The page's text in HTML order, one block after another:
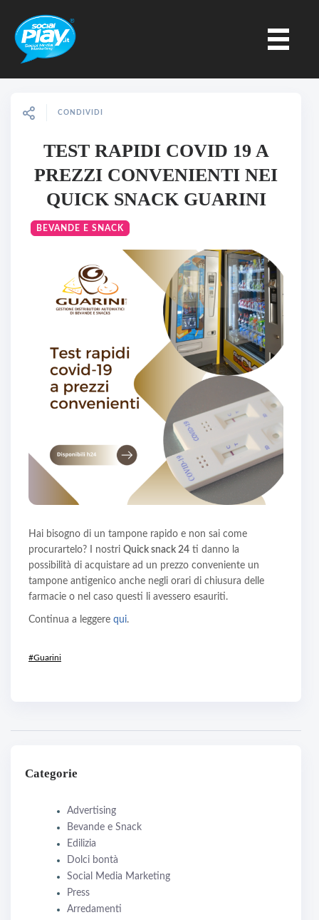
CONDIVIDI
TEST RAPIDI COVID 19 A
PREZZI CONVENIENTI NEI
QUICK SNACK GUARINI
BEVANDE E SNACK
Hai bisogno di un tampone rapido e non sai come
procurartelo? I nostri Quick snack 24 ti danno la
possibilità di acquistare ad un prezzo conveniente un
tampone antigenico anche negli orari di chiusura delle
farmacie o nel caso questi li avessero esauriti.
Continua a leggere qui.
#Guarini
Categorie
Advertising
Bevande e Snack
Edilizia
Dolci bontà
Social Media Marketing
Press
Arredamenti